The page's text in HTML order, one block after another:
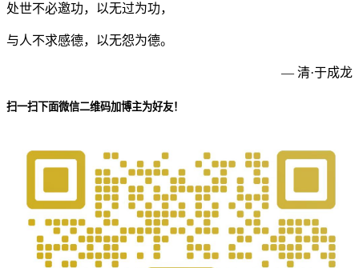
处世不必邀功，以无过为功，
与人不求感德，以无怨为德。
— 清·于成龙
扫一扫下面微信二维码加博主为好友！